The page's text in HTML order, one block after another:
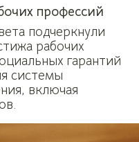
профессий
подчеркнули
рабочих
гарантий
системы
включая